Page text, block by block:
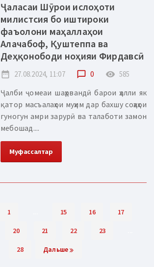
Ҷаласаи Шӯрои ислоҳоти
милистсия бо иштироки
фаъолони маҳаллаҳои
Алачабоф, Қуштеппа ва
Деҳқонободи ноҳияи Фирдавсӣ
date_range 27.08.2024, 11:07 chat_bubble_outline 0 remove_red_eye 585
Ҷалби ҷомеаи шаҳрвандӣ барои ҳалли як
қатор масъалаҳои муҳим дар бахшу соҳаҳои
гуногун амри зарурӣ ва талаботи замон
мебошад....
Муфассалтар
1 15 16 17
20 21 22 23
28 Дальше